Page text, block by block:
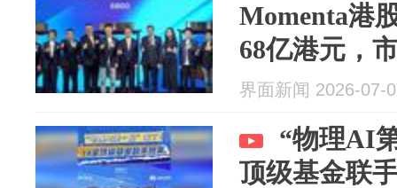
Momenta港
68亿港元，
界面新闻 2026-07-
“物理AI
顶级基金联